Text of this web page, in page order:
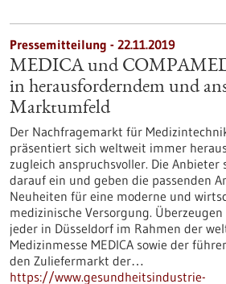
Pressemitteilung - 22.11.2019
MEDICA und
in herausforderndem und
Marktumfeld
Der Nachfragemarkt für
präsentiert sich weltweit immer
zugleich anspruchsvoller. Die Anbieter
darauf ein und geben die passenden
Neuheiten für eine moderne und
medizinische Versorgung.
jeder in Düsseldorf im Rahmen der
Medizinmesse MEDICA sowie der
den Zuliefermarkt der…
https://www.gesundheitsindustrie-